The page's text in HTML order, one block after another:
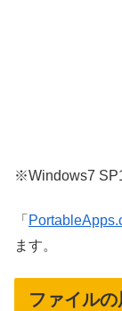
※Windows7
「
ます。
ファイルの